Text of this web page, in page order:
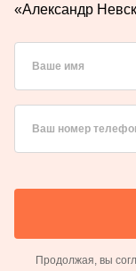
«Александр
Ваше имя
Ваш номер
Продолжая, вы